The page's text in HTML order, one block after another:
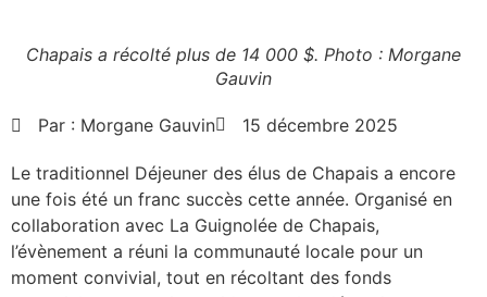
Chapais a récolté plus de 14 000 $. Photo : Morgane
Gauvin
Par : Morgane Gauvin 15 décembre 2025
Le traditionnel Déjeuner des élus de Chapais a encore
une fois été un franc succès cette année. Organisé en
collaboration avec La Guignolée de Chapais,
l’évènement a réuni la communauté locale pour un
moment convivial, tout en récoltant des fonds